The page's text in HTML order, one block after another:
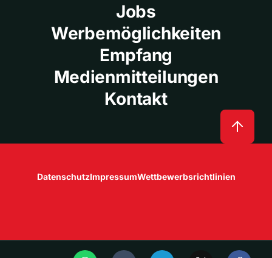
Jobs
Werbemöglichkeiten
Empfang
Medienmitteilungen
Kontakt
DatenschutzImpressumWettbewerbsrichtlinien